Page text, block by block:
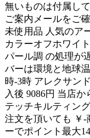
無いものは付属し
ご案内メールをご
未使用品 人気のア
カラーオフホワイ
パール調 の処理が
バーは環境と地球
時-3時 アレクサン
入後 9086円 当店
テッチキルティン
注文を頂いても ￥-
ーでポイント最大